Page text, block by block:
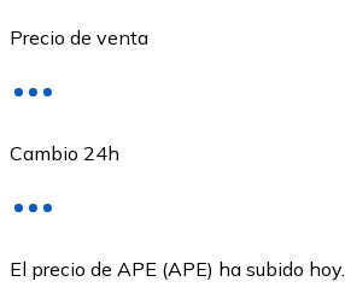
USDC
Precio de venta
Cambio 24h
El precio de APE (APE) ha subido hoy.